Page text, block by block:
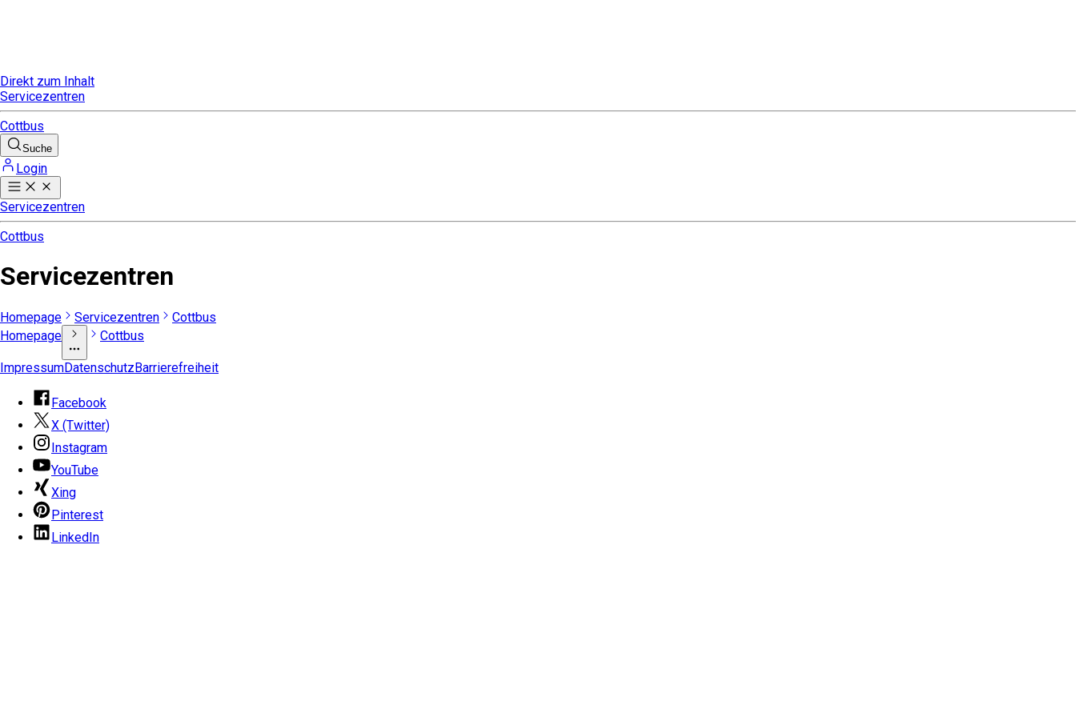
Direkt zum Inhalt
Servicezentren
Cottbus
Suche
Login
Servicezentren
Cottbus
Servicezentren
Homepage Servicezentren
Cottbus
Homepage
Cottbus
ImpressumDatenschutzBarrierefreiheit
Facebook
X (Twitter)
Instagram
YouTube
Xing
Pinterest
LinkedIn